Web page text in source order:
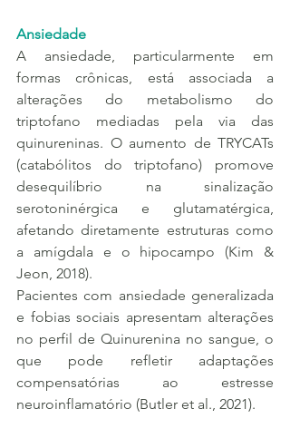
Ansiedade
A ansiedade, particularmente em
formas crônicas, está associada a
alterações do metabolismo do
triptofano mediadas pela via das
quinureninas. O aumento de TRYCATs
(catabólitos do triptofano) promove
desequilíbrio na sinalização
serotoninérgica e glutamatérgica,
afetando diretamente estruturas como
a amígdala e o hipocampo (Kim &
Jeon, 2018).
Pacientes com ansiedade generalizada
e fobias sociais apresentam alterações
no perfil de Quinurenina no sangue, o
que pode refletir adaptações
compensatórias ao estresse
neuroinflamatório (Butler et al., 2021).